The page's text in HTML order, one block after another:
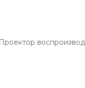
Проектор